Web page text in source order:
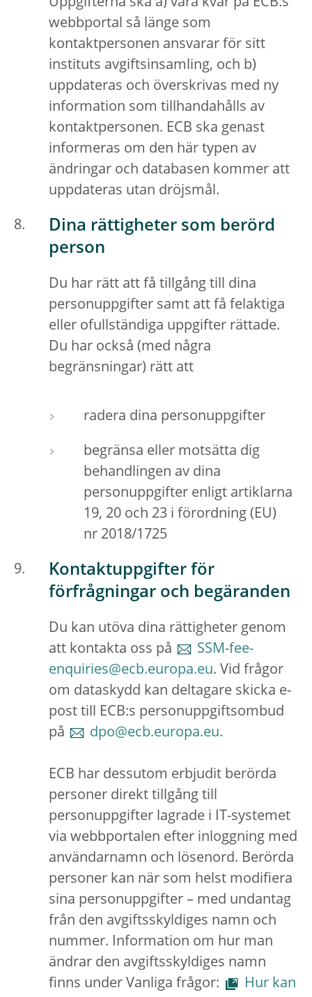
Uppgifterna ska a) vara kvar på ECB:s
webbportal så länge som
kontaktpersonen ansvarar för sitt
instituts avgiftsinsamling, och b)
uppdateras och överskrivas med ny
information som tillhandahålls av
kontaktpersonen. ECB ska genast
informeras om den här typen av
ändringar och databasen kommer att
uppdateras utan dröjsmål.
Dina rättigheter som berörd
person
Du har rätt att få tillgång till dina
personuppgifter samt att få felaktiga
eller ofullständiga uppgifter rättade.
Du har också (med några
begränsningar) rätt att
radera dina personuppgifter
begränsa eller motsätta dig
behandlingen av dina
personuppgifter enligt artiklarna
19, 20 och 23 i förordning (EU)
nr 2018/1725
Kontaktuppgifter för
förfrågningar och begäranden
Du kan utöva dina rättigheter genom
att kontakta oss på
SSM-fee-
enquiries@ecb.europa.eu. Vid frågor
om dataskydd kan deltagare skicka e-
post till ECB:s personuppgiftsombud
på
dpo@ecb.europa.eu.
ECB har dessutom erbjudit berörda
personer direkt tillgång till
personuppgifter lagrade i IT-systemet
via webbportalen efter inloggning med
användarnamn och lösenord. Berörda
personer kan när som helst modifiera
sina personuppgifter – med undantag
från den avgiftsskyldiges namn och
nummer. Information om hur man
ändrar den avgiftsskyldiges namn
finns under Vanliga frågor:
Hur kan